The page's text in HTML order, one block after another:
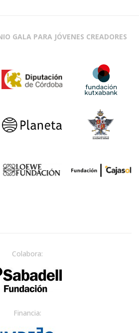
GALA PARA JÓVENES CREADORES
Colabora:
Financia: